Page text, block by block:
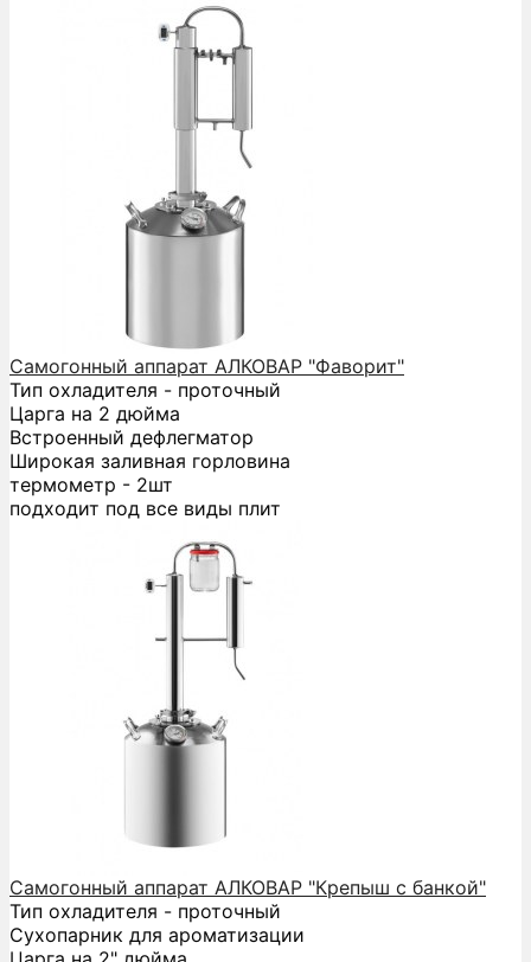
Самогонный аппарат АЛКОВАР "Фаворит"
Тип охладителя - проточный
Царга на 2 дюйма
Встроенный дефлегматор
Широкая заливная горловина
термометр - 2шт
подходит под все виды плит
Самогонный аппарат АЛКОВАР "Крепыш с банкой"
Тип охладителя - проточный
Сухопарник для ароматизации